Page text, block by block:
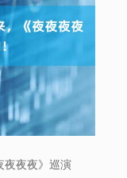
夜夜夜》巡演